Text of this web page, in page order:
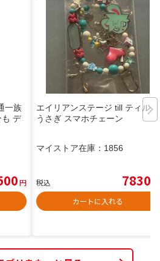
一族
も デ
円
エイリアンステージ till ティル
うさぎ スマホチェーン
マイストア在庫： 1856
税込 7830
カートに入れる